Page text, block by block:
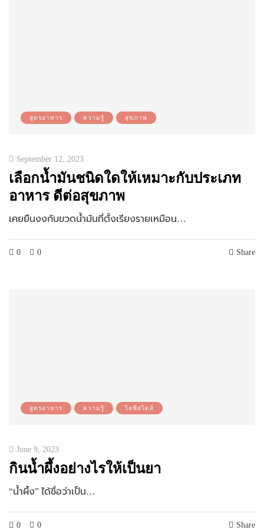
สูตรอาหาร ความรู้ สุขภาพ
September 12, 2023
เลือกน้ำมันชนิดใดให้เหมาะกับประเภท
อาหาร ดีต่อสุขภาพ
เคยยืนงงกับขวดน้ำมันที่ตั้งเรียงรายเหมือน…
0 0 Share
สูตรอาหาร ความรู้ ไลฟ์สไตล์
June 9, 2023
กินน้ำผึ้งอย่างไรให้เป็นยา
“น้ำผึ้ง” ได้ชื่อว่าเป็น…
0 0 Share